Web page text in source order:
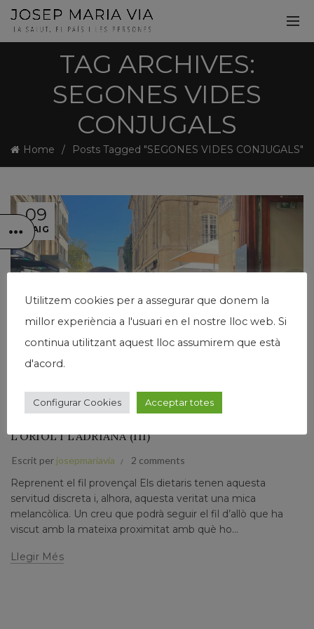
TAG ARCHIVES:
SEGONES VIDES
CONJUGALS
Home Posts Tagged "SEGONES VIDES CONJUGALS"
09
MAIG
VIATGE CAP A LA LLUM DE LA PROVENÇA. DIETARI
D’UNA TROBADA A AIX-EN-PROVENCE AMB
L’ORIOL I L’ADRIANA (III)
Escrit per josepmariavia 2 comments
Reprenent el fil provençal Els dietaris tenen aquesta
servitud discreta i, alhora, aquesta veritat una mica
melancòlica. Un creu que podrà seguir el fil d’allò que ha
viscut amb la mateixa proximitat amb què ho...
Llegir Més
Utilitzem cookies per a assegurar que donem la
millor experiència a l'usuari en el nostre lloc web. Si
continua utilitzant aquest lloc assumirem que està
d'acord.
Configurar Cookies Acceptar totes